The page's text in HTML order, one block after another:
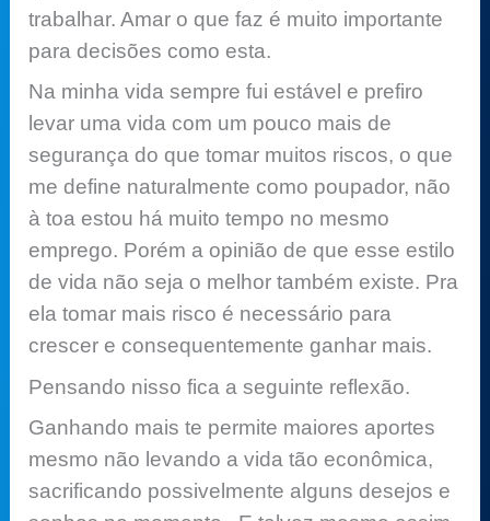
trabalhar. Amar o que faz é muito importante
para decisões como esta.
Na minha vida sempre fui estável e prefiro
levar uma vida com um pouco mais de
segurança do que tomar muitos riscos, o que
me define naturalmente como poupador, não
à toa estou há muito tempo no mesmo
emprego. Porém a opinião de que esse estilo
de vida não seja o melhor também existe. Pra
ela tomar mais risco é necessário para
crescer e consequentemente ganhar mais.
Pensando nisso fica a seguinte reflexão.
Ganhando mais te permite maiores aportes
mesmo não levando a vida tão econômica,
sacrificando possivelmente alguns desejos e